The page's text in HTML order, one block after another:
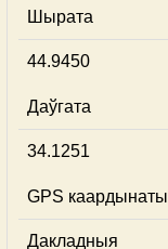
Шырата
44.9450
Даўгата
34.1251
GPS каардынаты
Дакладныя